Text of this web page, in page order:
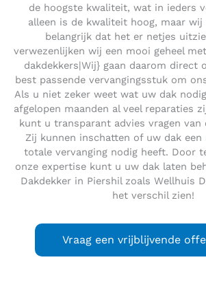
de hoogste kwaliteit, wat in ieders
alleen is de kwaliteit hoog, maar
belangrijk dat het er netjes
verwezenlijken wij een mooi geheel
dakdekkers|Wij} gaan daarom direct
best passende vervangingsstuk om
Als u niet zeker weet wat uw dak
afgelopen maanden al veel reparaties
kunt u transparant advies vragen van
Zij kunnen inschatten of uw dak een
totale vervanging nodig heeft. Door
onze expertise kunt u uw dak laten
Dakdekker in Piershil zoals Wellhuis
het verschil zien!
Vraag een vrijblijvende